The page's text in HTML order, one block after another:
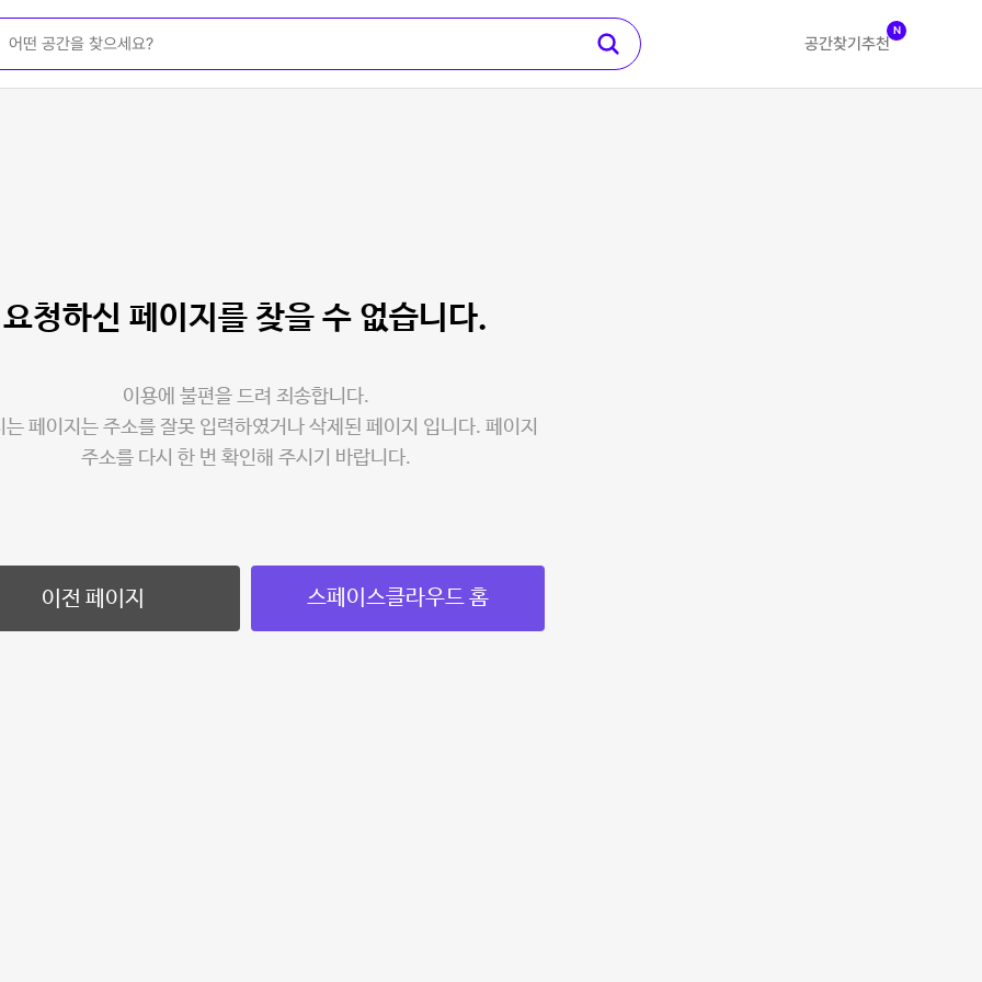
공간찾기 추천
N
요청하신 페이지를 찾을 수 없습니다.
이용에 불편을 드려 죄송합니다.
는 페이지는 주소를 잘못 입력하였거나 삭제된 페이지 입니다. 페이지
주소를 다시 한 번 확인해 주시기 바랍니다.
이전 페이지 스페이스클라우드 홈